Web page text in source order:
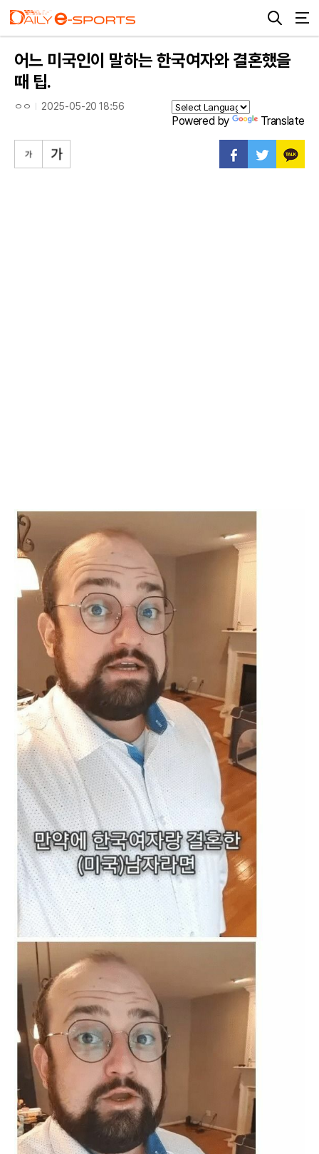
어느 미국인이 말하는 한국여자와 결혼했을
때 팁.
ㅇㅇ 2025-05-20 18:56
Powered by Translate